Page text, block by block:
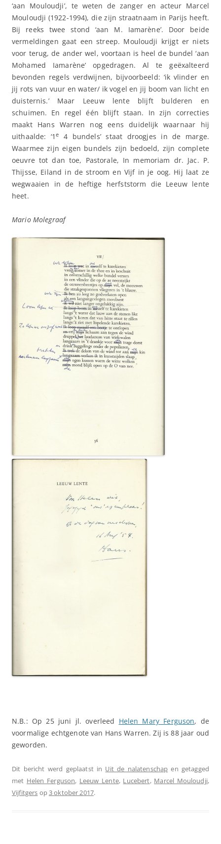
‘aan Mouloudji’, te weten de zanger en acteur Marcel
Mouloudji (1922-1994), die zijn straatnaam in Parijs heeft.
Bij reeks twee stond ‘aan M. Iamarène’. Door beide
vermeldingen gaat een streep. Mouloudji krijgt er niets
voor terug, de ander wel, voortaan is heel de bundel ‘aan
Mohamed Iamarène’ opgedragen. Al te geëxalteerd
bevonden regels verdwijnen, bijvoorbeeld: ‘ik vlinder en
jij rots van vuur en water/ ik vogel en jij boom van licht en
duisternis.’ Maar Leeuw lente blijft bulderen en
schuimen. En regel één blijft staan. In zijn correcties
maakt Hans Warren nog eens duidelijk waarnaar hij
uithaalde: ‘1e
4 bundels’ staat droogjes in de marge.
Waarmee zijn eigen bundels zijn bedoeld, zijn complete
oeuvre tot dan toe, Pastorale, In memoriam dr. Jac. P.
Thijsse, Eiland in de stroom en Vijf in je oog. Hij laat ze
wegwaaien in de heftige herfststorm die Leeuw lente
heet.
Mario Molegraaf
N.B.: Op 25 juni jl. overleed Helen Mary Ferguson, de
voormalige echtgenote van Hans Warren. Zij is 88 jaar oud
geworden.
Dit bericht werd geplaatst in Uit de nalatenschap en getagged
met Helen Ferguson, Leeuw Lente, Lucebert, Marcel Mouloudji,
Vijfitgers op3 oktober 2017.